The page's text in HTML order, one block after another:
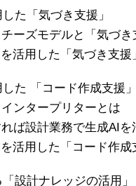
た「気づき支援」
ズモデルと「気づき
用した「気づき支援
た 「コード作成支援」
タープリターとは
設計業務で生成AIを
用した「コード作成
設計ナレッジの活用」